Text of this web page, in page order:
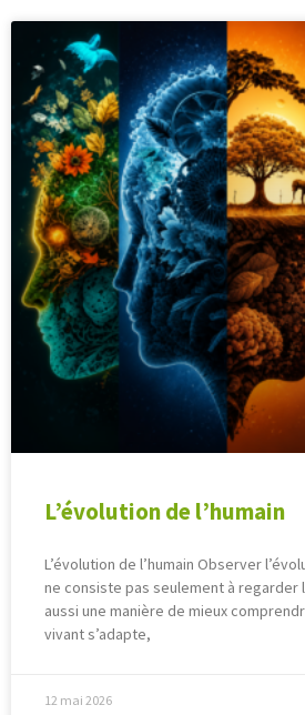
L’évolution de l’humain
L’évolution de l’humain Observer
ne consiste pas seulement à regarder
aussi une manière de mieux
vivant s’adapte,
12 mai 2026